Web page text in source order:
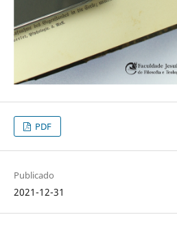
PDF
Publicado
2021-12-31